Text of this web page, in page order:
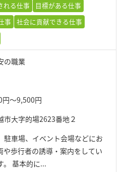
れる仕事
目標がある仕事
事
社会に貢献できる仕事
の職業
円～9,500円
市大字的場2623番地２
駐車場、イベント会場などにお
や歩行者の誘導・案内をしてい
。 基本的に...